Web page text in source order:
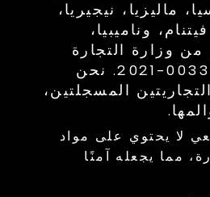
ماليزيا، نيجيريا،
وناميبيا،
وزارة التجارة
والصناعة رقم 0033-2021. نحن
المسجلتين،
لا يحتوي على مواد
مما يجعله آمنًا